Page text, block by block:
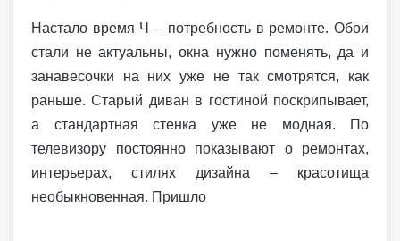
Настало время Ч – потребность в ремонте. Обои
стали не актуальны, окна нужно поменять, да и
занавесочки на них уже не так смотрятся, как
раньше. Старый диван в гостиной поскрипывает,
а стандартная стенка уже не модная. По
телевизору постоянно показывают о ремонтах,
интерьерах, стилях дизайна – красотища
необыкновенная. Пришло